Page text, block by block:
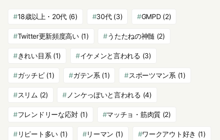
18歳以上・20代 (6) 30代(3) GMPD(2)
Twitter更新頻度高い(1) うたたねの神髄 (2)
きれい目系 (1) イケメンと言われる (3)
ガッチビ(1) ガテン系 (1) スポーツマン系 (1)
スリム (2) ノンケっぽいと言われる (4)
フレンドリーな応対 (1) マッチョ・筋肉質(2)
リピート多い(1) リーマン (1) ワークアウト好き (1)